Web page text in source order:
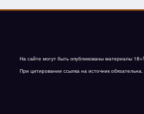
На сайте могут быть опубликованы материалы 18+!
При цитировании ссылка на источник обязательна.